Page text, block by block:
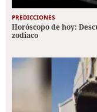
PREDICCIONES
Horóscopo de hoy:
zodiaco